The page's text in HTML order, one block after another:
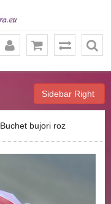
Sidebar Right
Buchet bujori roz